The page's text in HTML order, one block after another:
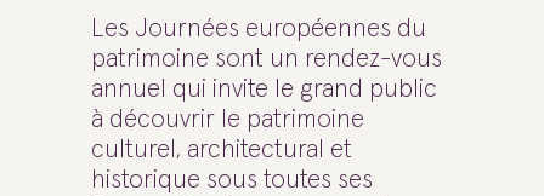
Les Journées européennes du
patrimoine sont un rendez-vous
annuel qui invite le grand public
à découvrir le patrimoine
culturel, architectural et
historique sous toutes ses